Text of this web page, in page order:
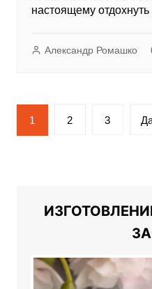
настоящему
Александр Ромашко
Пагинация
записей
1 2 3